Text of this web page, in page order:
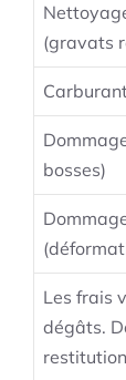
(gravats
bosses)
Les frais
dégâts.